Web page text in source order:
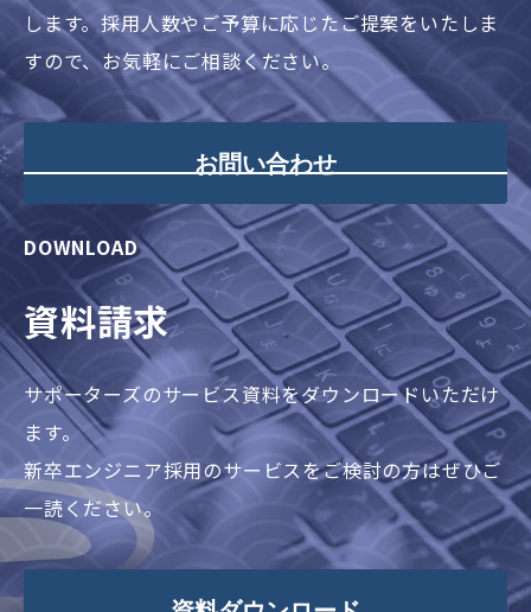
します。採用人数やご予算に応じたご提案をいたしま
すので、お気軽にご相談ください。
お問い合わせ
DOWNLOAD
資料請求
サポーターズのサービス資料をダウンロードいただけ
ます。
新卒エンジニア採用のサービスをご検討の方はぜひご
一読ください。